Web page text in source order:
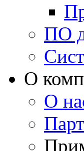
ПО
О
О